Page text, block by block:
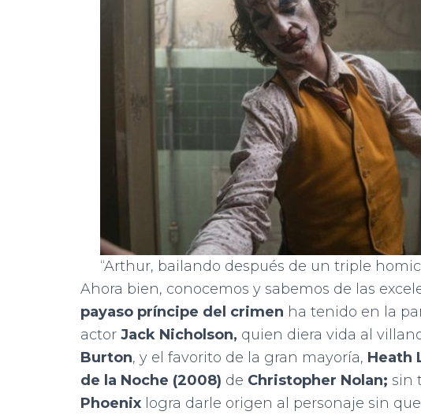
“Arthur, bailando después de un triple
Ahora bien, conocemos y sabemos de las
payaso príncipe del crimen ha tenido en la
actor Jack Nicholson, quien diera vida al
Burton, y el favorito de la gran mayoría, Heath
de la Noche (2008) de Christopher Nolan; sin
Phoenix logra darle origen al personaje sin